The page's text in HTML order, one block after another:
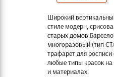
Широкий
стиле модерн,
старых домов
многоразовый (тип
трафарет для
любые типы красок
и материалах.